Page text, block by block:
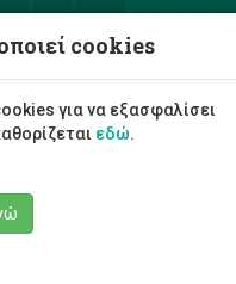
cookies
για να εξασφαλίσει
εδώ.